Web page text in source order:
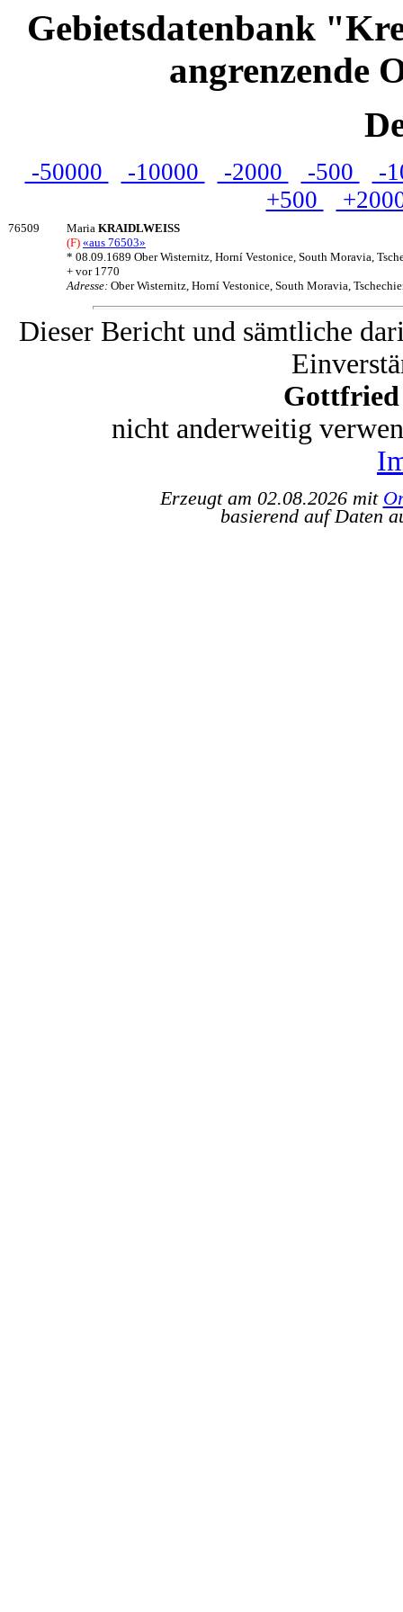
Gebietsdatenbank
angrenzende
-50000 -10000 -2000 -500
-
+500
76509 Maria KRAIDLWEISS
(F) «aus 76503»
* 08.09.1689 Ober Wisternitz, Horní Vestonice, South Moravia,
+ vor 1770
Adresse: Ober Wisternitz, Horní Vestonice, South Moravia,
Dieser Bericht und sämtliche
Gottfried
nicht anderweitig
Erzeugt am 02.08.2026 mit
basierend auf Daten